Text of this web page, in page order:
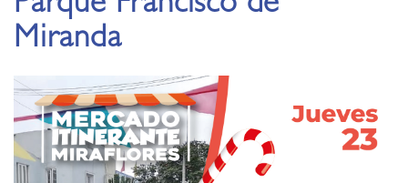
Miranda